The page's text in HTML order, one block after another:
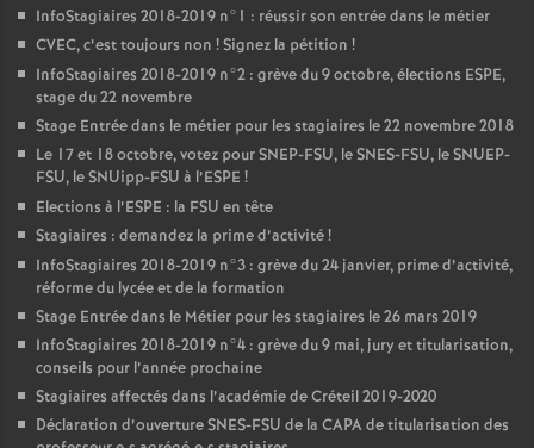
InfoStagiaires 2018-2019 n°1 : réussir son entrée dans le métier
CVEC, c’est toujours non ! Signez la pétition !
InfoStagiaires 2018-2019 n°2 : grève du 9 octobre, élections ESPE,
stage du 22 novembre
Stage Entrée dans le métier pour les stagiaires le 22 novembre 2018
Le 17 et 18 octobre, votez pourSNEP-FSU, leSNES-FSU, leSNUEP-
FSU, le SNUipp-FSU à l’ESPE !
Elections à l’ESPE : la FSU en tête
Stagiaires : demandez la prime d’activité!
InfoStagiaires 2018-2019 n°3 : grève du 24 janvier, prime d’activité,
réforme du lycée et de la formation
Stage Entrée dans le Métier pour les stagiaires le 26 mars 2019
InfoStagiaires 2018-2019 n°4 : grève du 9 mai, jury et titularisation,
conseils pour l’année prochaine
Stagiaires affectés dans l’académie de Créteil 2019-2020
Déclaration d’ouvertureSNES-FSU de la CAPAde titularisation des